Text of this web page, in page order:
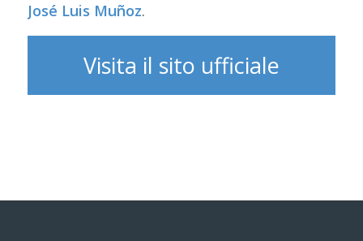
José Luis Muñoz.
Visita il sito ufficiale